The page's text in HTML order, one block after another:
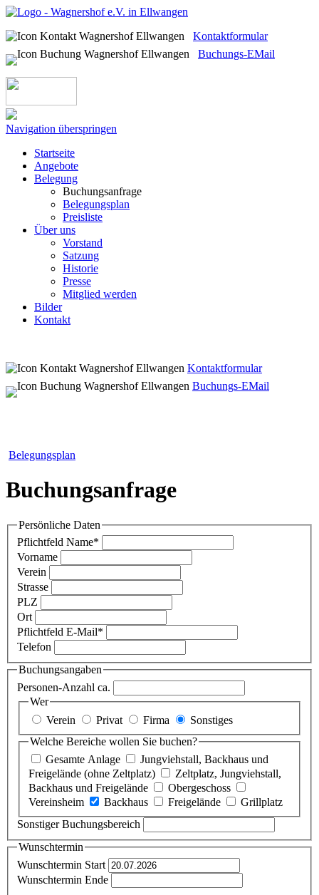
Kontaktformular
Buchungs-EMail
Navigation überspringen
Startseite
Angebote
Belegung
Buchungsanfrage
Belegungsplan
Preisliste
Über uns
Vorstand
Satzung
Historie
Presse
Mitglied werden
Bilder
Kontakt
Kontaktformular
Buchungs-EMail
Belegungsplan
Buchungsanfrage
Persönliche Daten
Pflichtfeld Name*
Vorname
Verein
Strasse
PLZ
Ort
Pflichtfeld E-Mail*
Telefon
Buchungsangaben
Personen-Anzahl ca.
Wer
Verein
Privat Firma
Sonstiges
Welche Bereiche wollen Sie buchen?
Gesamte Anlage
Jungviehstall, Backhaus und
Freigelände (ohne Zeltplatz)
Zeltplatz, Jungviehstall,
Backhaus und Freigelände
Obergeschoss
Vereinsheim
Backhaus Freigelände
Grillplatz
Sonstiger Buchungsbereich
Wunschtermin
Wunschtermin Start
Wunschtermin Ende